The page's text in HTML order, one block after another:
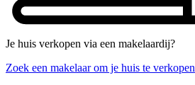
Je huis verkopen via een makelaardij?
Zoek een makelaar om je huis te verkopen